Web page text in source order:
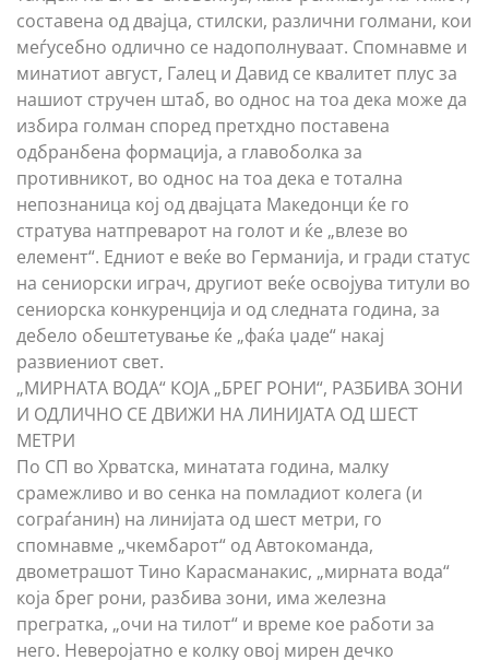
составена од двајца, стилски, различни голмани, кои
меѓусебно одлично се надополнуваат. Спомнавме и
минатиот август, Галец и Давид се квалитет плус за
нашиот стручен штаб, во однос на тоа дека може да
избира голман според претхдно поставена
одбранбена формација, а главоболка за
противникот, во однос на тоа дека е тотална
непознаница кој од двајцата Македонци ќе го
стратува натпреварот на голот и ќе „влезе во
елемент“. Едниот е веќе во Германија, и гради статус
на сениорски играч, другиот веќе освојува титули во
сениорска конкуренција и од следната година, за
дебело обештетување ќе „фаќа џаде“ накај
развиениот свет.
„МИРНАТА ВОДА“ КОЈА „БРЕГ РОНИ“, РАЗБИВА ЗОНИ
И ОДЛИЧНО СЕ ДВИЖИ НА ЛИНИЈАТА ОД ШЕСТ
МЕТРИ
По СП во Хрватска, минатата година, малку
срамежливо и во сенка на помладиот колега (и
сограѓанин) на линијата од шест метри, го
спомнавме „чкембарот“ од Автокоманда,
двометрашот Тино Карасманакис, „мирната вода“
која брег рони, разбива зони, има железна
прегратка, „очи на тилот“ и време кое работи за
него. Неверојатно е колку овој мирен дечко